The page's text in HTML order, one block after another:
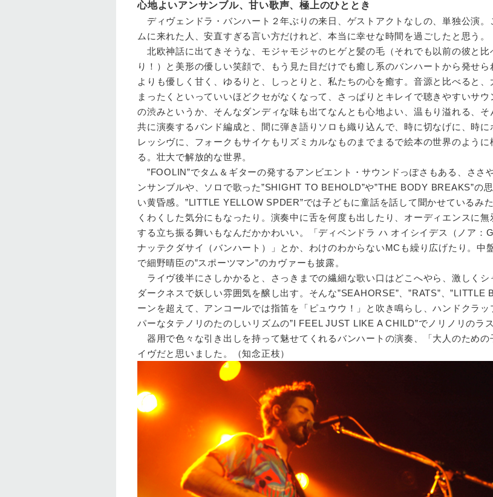
心地よいアンサンブル、甘い歌声、極上のひととき
ディヴェンドラ・バンハート２年ぶりの来日、ゲストアクトなしの、単独公演。
ムに来れた人、安直すぎる言い方だけれど、本当に幸せな時間を過ごしたと思う。
北欧神話に出てきそうな、モジャモジャのヒゲと髪の毛（それでも以前の彼と比
り！）と美形の優しい笑顔で、もう見た目だけでも癒し系のバンハートから発せ
よりも優しく甘く、ゆるりと、しっとりと、私たちの心を癒す。音源と比べると、
まったくといっていいほどクセがなくなって、さっぱりとキレイで聴きやすいサウ
の渋みというか、そんなダンディな味も出てなんとも心地よい、温もり溢れる、そ
共に演奏するバンド編成と、間に弾き語りソロも織り込んで、時に切なげに、時
レッシヴに、フォークもサイケもリズミカルなものまでまるで絵本の世界のよう
る。壮大で解放的な世界。
”FOOLIN”でタム＆ギターの発するアンビエント・サウンドっぽさもある、ささ
ンサンブルや、ソロで歌った”SHIGHT TO BEHOLD”や”THE BODY BREAKS”の
い黄昏感。”LITTLE YELLOW SPDER”では子どもに童話を話して聞かせているみ
くわくした気分にもなったり。演奏中に舌を何度も出したり、オーディエンスに無
する立ち振る舞いもなんだかかわいい。「ディベンドラ ハ オイシイデス（ノア：
ナッテクダサイ（バンハート）」とか、わけのわからないMCも繰り広げたり。中
で細野晴臣の”スポーツマン”のカヴァーも披露。
ライヴ後半にさしかかると、さっきまでの繊細な歌い口はどこへやら、激しくシ
ダークネスで妖しい雰囲気を醸し出す。そんな”SEAHORSE”、”RATS”、”LITTLE
ーンを超えて、アンコールでは指笛を「ピュウウ！」と吹き鳴らし、ハンドクラッ
パーなタテノリのたのしいリズムの”I FEEL JUST LIKE A CHILD”でノリノリのラ
器用で色々な引き出しを持って魅せてくれるバンハートの演奏、「大人のための
イヴだと思いました。（知念正枝）